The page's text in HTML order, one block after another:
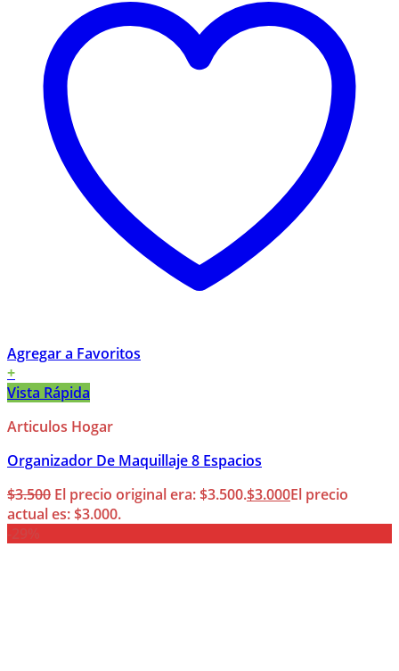
Agregar a Favoritos
+
Vista Rápida
Articulos Hogar
Organizador De Maquillaje 8 Espacios
$3.500 El precio original era: $3.500.$3.000El precio
actual es: $3.000.